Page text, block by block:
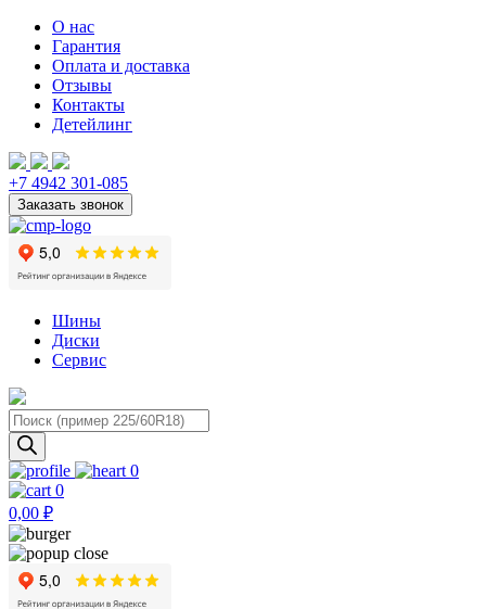
О нас
Гарантия
Оплата и доставка
Отзывы
Контакты
Детейлинг
+7 4942 301-085
Шины
Диски
Сервис
Поиск
товаров
0
0
0,00 ₽